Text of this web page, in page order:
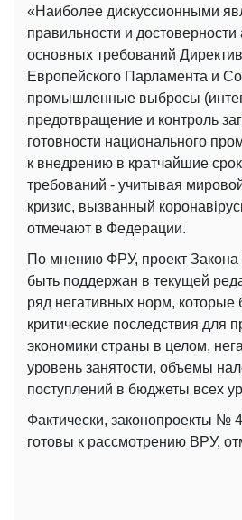
«Наиболее дискуссионными
правильности и достоверности
основных требований
Европейского Парламента и
промышленные выбросы
предотвращение и контроль
готовности национального
к внедрению в кратчайшие
требований - учитывая
кризис, вызванный
отмечают в Федерации.
По мнению ФРУ, проект
быть поддержан в текущей
ряд негативных норм, которые
критические последствия для
экономики страны в целом,
уровень занятости, объемы
поступлений в бюджеты всех
Фактически, законопроекты №
готовы к рассмотрению ВРУ,